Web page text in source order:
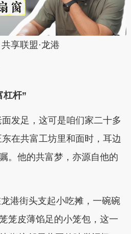
享联盟·龙港
杆”
发足，这可是咱们家二十多
在共富工坊里和面时，耳边
。他的共富梦，亦源自他的
街头支起小吃摊，一碗碗
笼皮薄馅足的小笼包，这一